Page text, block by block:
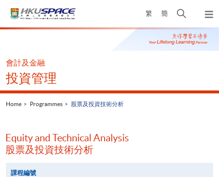
繁 簡
Open
search
panel
Main
會計及金融
投資管理
Home Programmes 股票及投資技術分析
Equity and Technical Analysis
股票及投資技術分析
課程編號